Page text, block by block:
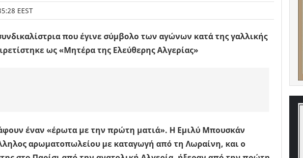
EEST
που έγινε σύμβολο των αγώνων κατά της γαλλικής
ως «Μητέρα της Ελεύθερης Αλγερίας»
έναν «έρωτα με την πρώτη ματιά». Η Εμιλύ Μπουσκάν
αρωματοπωλείου με καταγωγή από τη Λωραίνη, και ο